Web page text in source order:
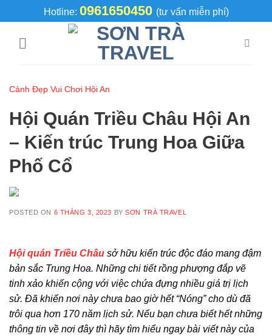
to
content
Hotline: 0961650450 (tư vấn miễn phí)
Cảnh Đẹp Vui Chơi Hội An
Hội Quán Triều Châu Hội An
– Kiến trúc Trung Hoa Giữa
Phố Cổ
POSTED ON 6 THÁNG 3, 2023 BYSƠN TRÀ TRAVEL
Hội quán Triều Châu sở hữu kiến trúc độc đáo mang đậm
bản sắc Trung Hoa. Những chi tiết rồng phượng đắp vẽ
tinh xảo khiến cộng với việc chứa đựng nhiều giá trị lịch
sử. Đã khiến nơi này chưa bao giờ hết “Nóng” cho dù đã
trôi qua hơn 170 năm lịch sử. Nếu bạn chưa biết hết những
thông tin về nơi đây thì hãy tìm hiểu ngay bài viết này của